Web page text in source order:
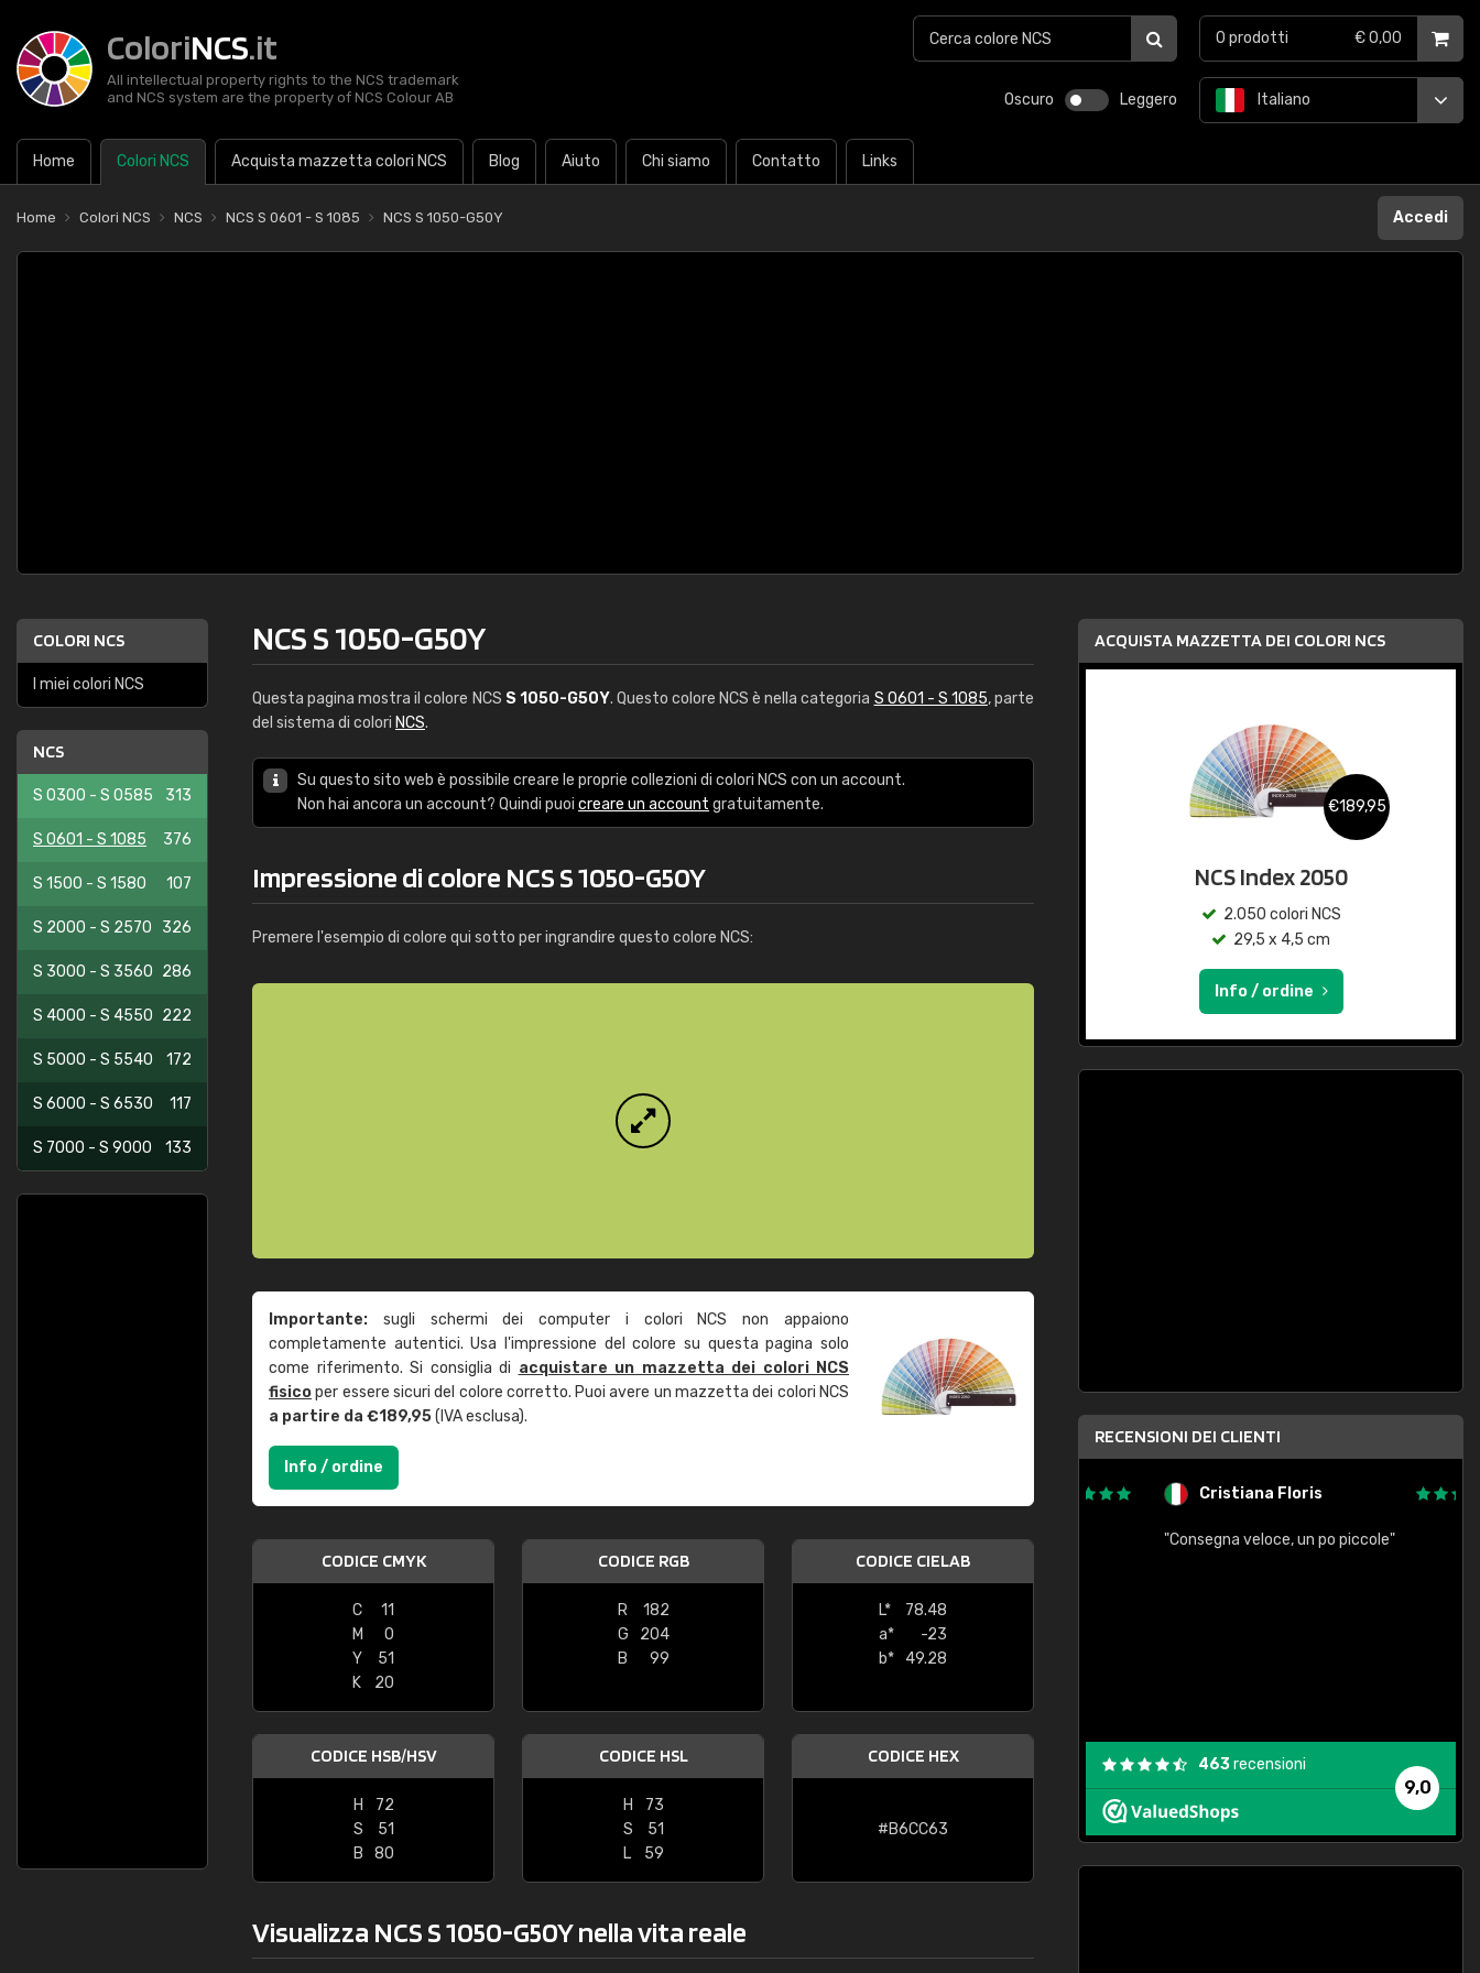
ColoriNCS.it
All intellectual property rights to the NCS trademark
and NCS system are the property of NCS Colour AB
Oscuro Leggero
Home Colori NCS Acquista mazzetta colori NCS Blog Aiuto Chi siamo Contatto Links
Italiano
0 prodotti € 0,00
Home Colori NCS NCS NCS S 0601 - S 1085 NCS S 1050-G50Y Accedi
COLORI NCS
I miei colori NCS
NCS
S 0300 - S 0585 313
S 0601 - S 1085 376
S 1500 - S 1580 107
S 2000 - S 2570 326
S 3000 - S 3560 286
S 4000 - S 4550 222
S 5000 - S 5540 172
S 6000 - S 6530 117
S 7000 - S 9000 133
NCS S 1050-G50Y
Questa pagina mostra il colore NCS S 1050-G50Y. Questo colore NCS è nella categoria S 0601 - S 1085, parte
del sistema di colori NCS.
Su questo sito web è possibile creare le proprie collezioni di colori NCS con un account.
Non hai ancora un account? Quindi puoi creare un account gratuitamente.
Impressione di colore NCS S 1050-G50Y
Premere l'esempio di colore qui sotto per ingrandire questo colore NCS:
Importante: sugli schermi dei computer i colori NCS non appaiono
completamente autentici. Usa l'impressione del colore su questa pagina solo
come riferimento. Si consiglia di acquistare un mazzetta dei colori NCS
fisicoper essere sicuri del colore corretto. Puoi avere un mazzetta dei colori NCS
a partire da €189,95(IVA esclusa).
Info / ordine
CODICE CMYK
C
11
M
0
Y
51
K
20
CODICE RGB
R
182
G
204
B
99
CODICE CIELAB
L*
78.48
a*
-23
b*
49.28
CODICE HSB/HSV
H
72
S
51
B
80
CODICE HSL
H
73
S
51
L
59
CODICE HEX
#B6CC63
Visualizza NCS S 1050-G50Y nella vita reale
ACQUISTA MAZZETTA DEI COLORI NCS
€189,95
NCS Index 2050
2.050 colori NCS
29,5 x 4,5 cm
Info / ordine
RECENSIONI DEI CLIENTI
"buon servizio"
Cristiana Floris
"Consegna veloce, un po piccole"
9,0
463recensioni